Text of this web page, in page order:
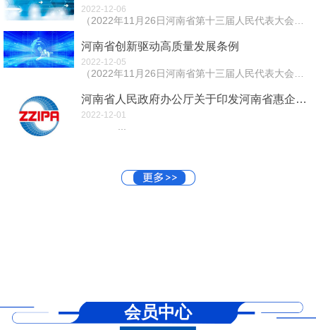
2022-12-06
河南省创新驱动高质量发展条例
2022-12-05
河南省人民政府办公厅关于印发河南省惠企政策免申即享工作方案（试行）的通知
2022-12-01
会员中心